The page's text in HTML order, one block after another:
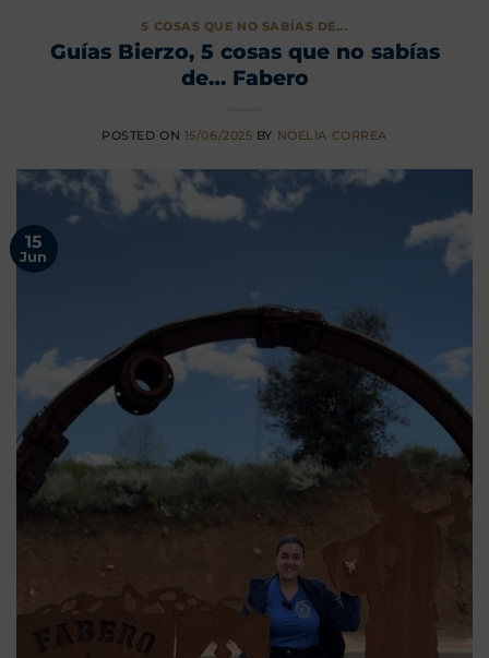
5 COSAS QUE NO SABÍAS DE...
Guías Bierzo, 5 cosas que no sabías
de… Fabero
POSTED ON 15/06/2025 BY NOELIA CORREA
15
Jun